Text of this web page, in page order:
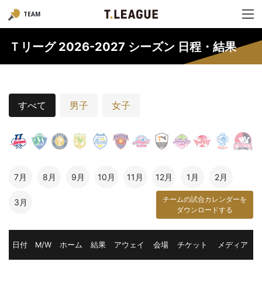
TEAM
Ｔリーグ 2026-2027 シーズン 日程・結果
すべて 男子 女子
7月 8月 9月 10月 11月 12月 1月 2月
3月
チームの試合カレンダーを
ダウンロードする
日付 M/W ホーム 結果 アウェイ 会場 チケット メディア